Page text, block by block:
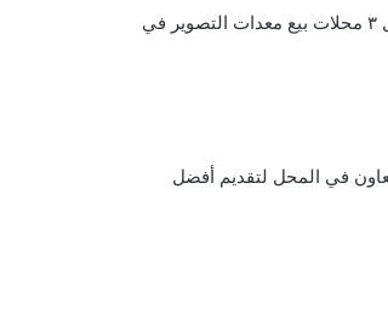
تم إفتتاح العديد من المحلات الكبيرة لبيع جميع المعدات للتصوير والكاميرات المستوردة والمميزة وبأسعار متوسطة تناسب الجميع، وسوف نقدم لكم أفضل ٣ محلات بيع معدات التصوير في
في المحل لتقديم أفضل